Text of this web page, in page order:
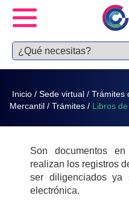
Inicio / Sede virtual / Trámites
Mercantil / Trámites / Libros
Son documentos
realizan los registros
ser diligenciados
electrónica.